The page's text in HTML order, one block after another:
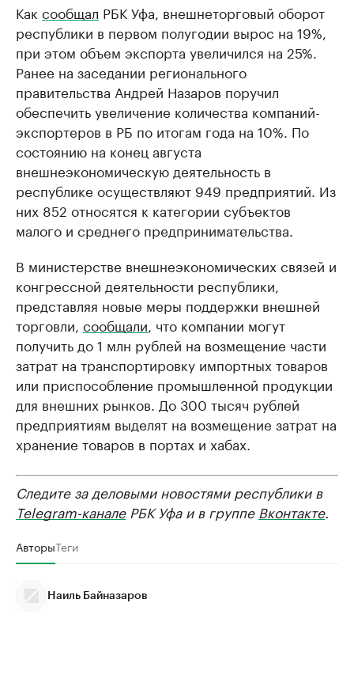
Как сообщал РБК Уфа, внешнеторговый оборот
республики в первом полугодии вырос на 19%,
при этом объем экспорта увеличился на 25%.
Ранее на заседании регионального
правительства Андрей Назаров поручил
обеспечить увеличение количества компаний-
экспортеров в РБ по итогам года на 10%. По
состоянию на конец августа
внешнеэкономическую деятельность в
республике осуществляют 949 предприятий. Из
них 852 относятся к категории субъектов
малого и среднего предпринимательства.
В министерстве внешнеэкономических связей и
конгрессной деятельности республики,
представляя новые меры поддержки внешней
торговли, сообщали , что компании могут
получить до 1 млн рублей на возмещение части
затрат на транспортировку импортных товаров
или приспособление промышленной продукции
для внешних рынков. До 300 тысяч рублей
предприятиям выделят на возмещение затрат на
хранение товаров в портах и хабах.
Следите за деловыми новостями республики в
Telegram-каналеРБК Уфа и в группе Вконтакте.
АвторыТеги
Наиль Байназаров